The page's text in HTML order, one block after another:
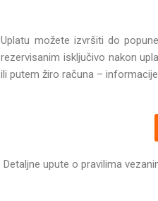
Uplatu možete izvršiti do
rezervisanim isključivo nakon
ili putem žiro računa –
Detaljne upute o pravilima